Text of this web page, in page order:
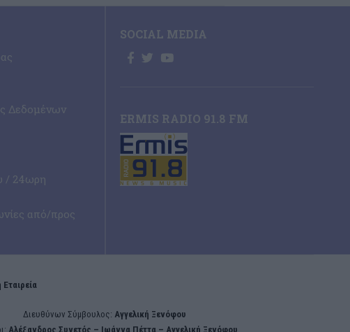
Δεδομένων
/ 24ωρη
από/προς
SOCIAL MEDIA
ERMIS RADIO 91.8 FM
Διευθύνων Σύμβουλος: Αγγελική Ξενόφου
Αλέξανδρος Συνετός – Iωάννα Πέττα – Αγγελική Ξενόφου